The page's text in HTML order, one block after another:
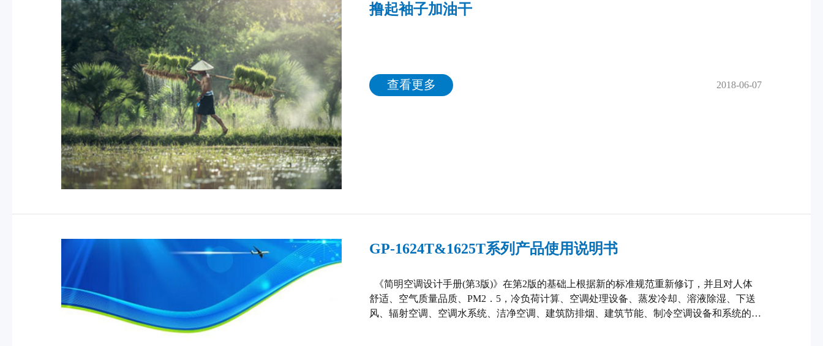
撸起袖子加油干
查看更多 2018-06-07
GP-1624T&1625T系列产品使用说明书
《简明空调设计手册(第3版)》在第2版的基础上根据新的标准规范重新修订，并且对人体
舒适、空气质量品质、PM2．5，冷负荷计算、空调处理设备、蒸发冷却、溶液除湿、下送
风、辐射空调、空调水系统、洁净空调、建筑防排烟、建筑节能、制冷空调设备和系统的节